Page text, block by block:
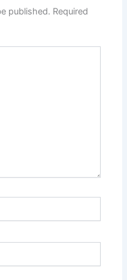
published. Required